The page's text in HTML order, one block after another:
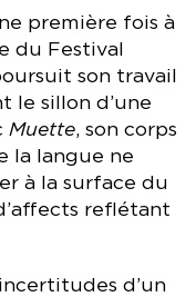
première fois à
du Festival
son travail
le sillon d’une
Muette, son corps
la langue ne
à la surface du
reflétant
d’un